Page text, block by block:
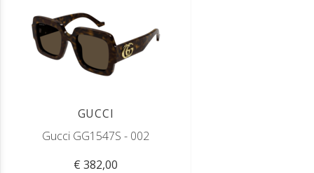
GUCCI
Gucci GG1547S - 002
€ 382,00